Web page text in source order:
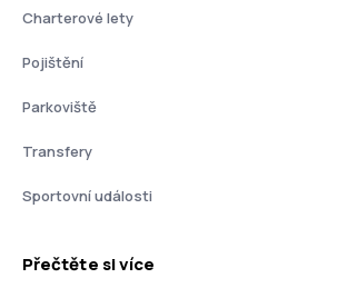
Charterové lety
Pojištění
Parkoviště
Transfery
Sportovní události
Přečtěte si více